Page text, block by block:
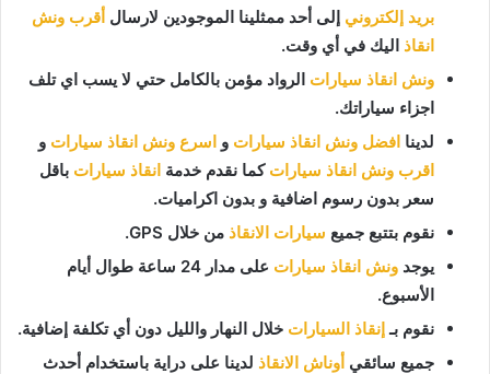
بريد إلكتروني إلى أحد ممثلينا الموجودين لارسال أقرب ونش
انقاذ اليك في أي وقت.
ونش انقاذ سيارات الرواد مؤمن بالكامل حتي لا يسب اي تلف
اجزاء سياراتك.
لدينا افضل ونش انقاذ سيارات و اسرع ونش انقاذ سيارات و
اقرب ونش انقاذ سيارات كما نقدم خدمة انقاذ سيارات باقل
سعر بدون رسوم اضافية و بدون اكراميات.
نقوم بتتبع جميع سيارات الانقاذ من خلال GPS.
يوجد ونش انقاذ سيارات
على مدار 24 ساعة طوال أيام
الأسبوع.
نقوم بـإنقاذ السيارات خلال النهار والليل دون أي تكلفة إضافية.
جميع سائقي أوناش الانقاذ لدينا على دراية باستخدام أحدث